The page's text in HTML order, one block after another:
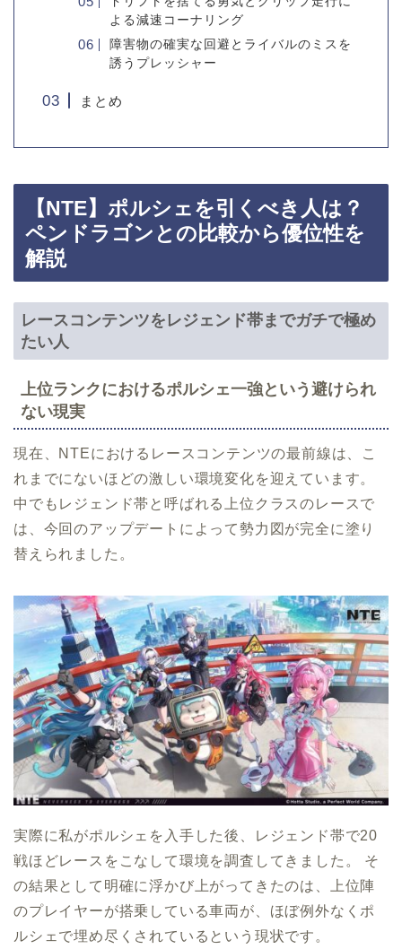
よる減速コーナリング
障害物の確実な回避とライバルのミスを
誘うプレッシャー
まとめ
【NTE】ポルシェを引くべき人は？
ペンドラゴンとの比較から優位性を
解説
レースコンテンツをレジェンド帯までガチで極め
たい人
上位ランクにおけるポルシェ一強という避けられ
ない現実
現在、NTEにおけるレースコンテンツの最前線は、こ
れまでにないほどの激しい環境変化を迎えています。
中でもレジェンド帯と呼ばれる上位クラスのレースで
は、今回のアップデートによって勢力図が完全に塗り
替えられました。
実際に私がポルシェを入手した後、レジェンド帯で20
戦ほどレースをこなして環境を調査してきました。 そ
の結果として明確に浮かび上がってきたのは、上位陣
のプレイヤーが搭乗している車両が、ほぼ例外なくポ
ルシェで埋め尽くされているという現状です。